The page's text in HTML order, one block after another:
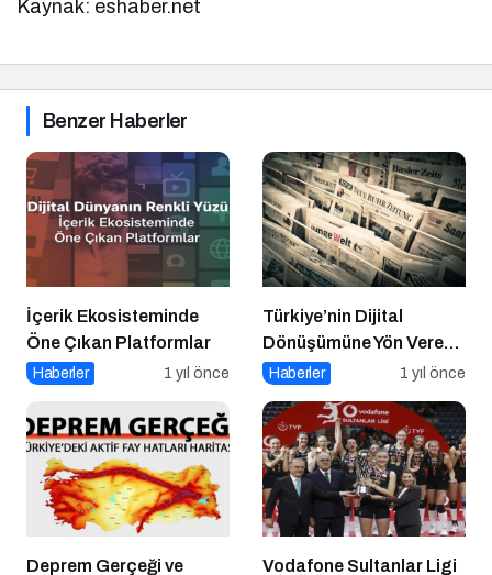
Kaynak: eshaber.net
Benzer Haberler
İçerik Ekosisteminde
Öne Çıkan Platformlar
Haberler 1 yıl önce
Türkiye’nin Dijital
Dönüşümüne Yön Veren
15 Platform
Haberler 1 yıl önce
Deprem Gerçeği ve Vodafone Sultanlar Ligi